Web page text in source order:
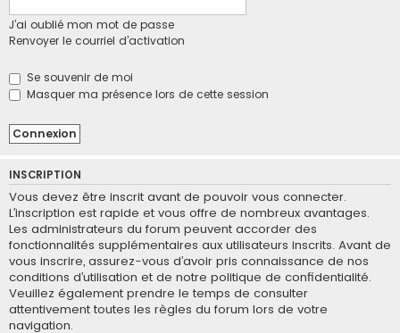
J’ai oublié mon mot de passe
Renvoyer le courriel d’activation
Se souvenir de moi
Masquer ma présence lors de cette session
INSCRIPTION
Vous devez être inscrit avant de pouvoir vous connecter.
L’inscription est rapide et vous offre de nombreux avantages.
Les administrateurs du forum peuvent accorder des
fonctionnalités supplémentaires aux utilisateurs inscrits. Avant de
vous inscrire, assurez-vous d’avoir pris connaissance de nos
conditions d’utilisation et de notre politique de confidentialité.
Veuillez également prendre le temps de consulter
attentivement toutes les règles du forum lors de votre
navigation.